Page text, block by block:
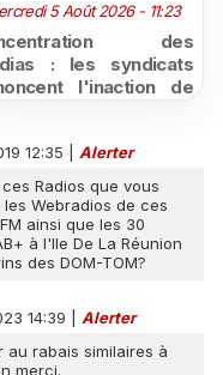
5 Août 2026 - 11:23
des
: les syndicats
l'inaction de
12:35
Alerter
Radios que vous
Webradios de ces
ainsi que les 30
à l'Ile De La Réunion
des DOM-TOM?
14:39
Alerter
au rabais similaires à
merci.